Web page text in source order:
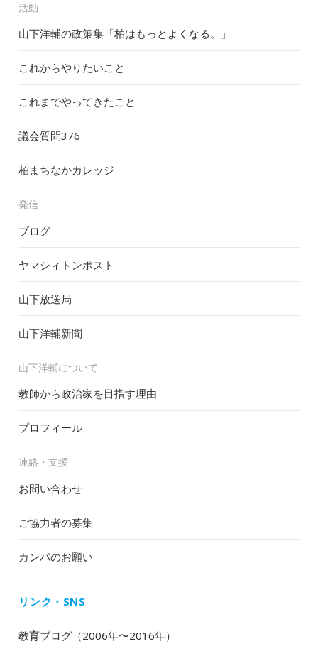
活動
山下洋輔の政策集「柏はもっとよくなる。」
これからやりたいこと
これまでやってきたこと
議会質問376
柏まちなかカレッジ
発信
ブログ
ヤマシィトンポスト
山下放送局
山下洋輔新聞
山下洋輔について
教師から政治家を目指す理由
プロフィール
連絡・支援
お問い合わせ
ご協力者の募集
カンパのお願い
リンク・SNS
教育ブログ（2006年〜2016年）